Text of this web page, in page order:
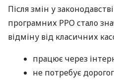
Після змін у
програмних РРО стало
відміну від класичних
працює через
не потребує